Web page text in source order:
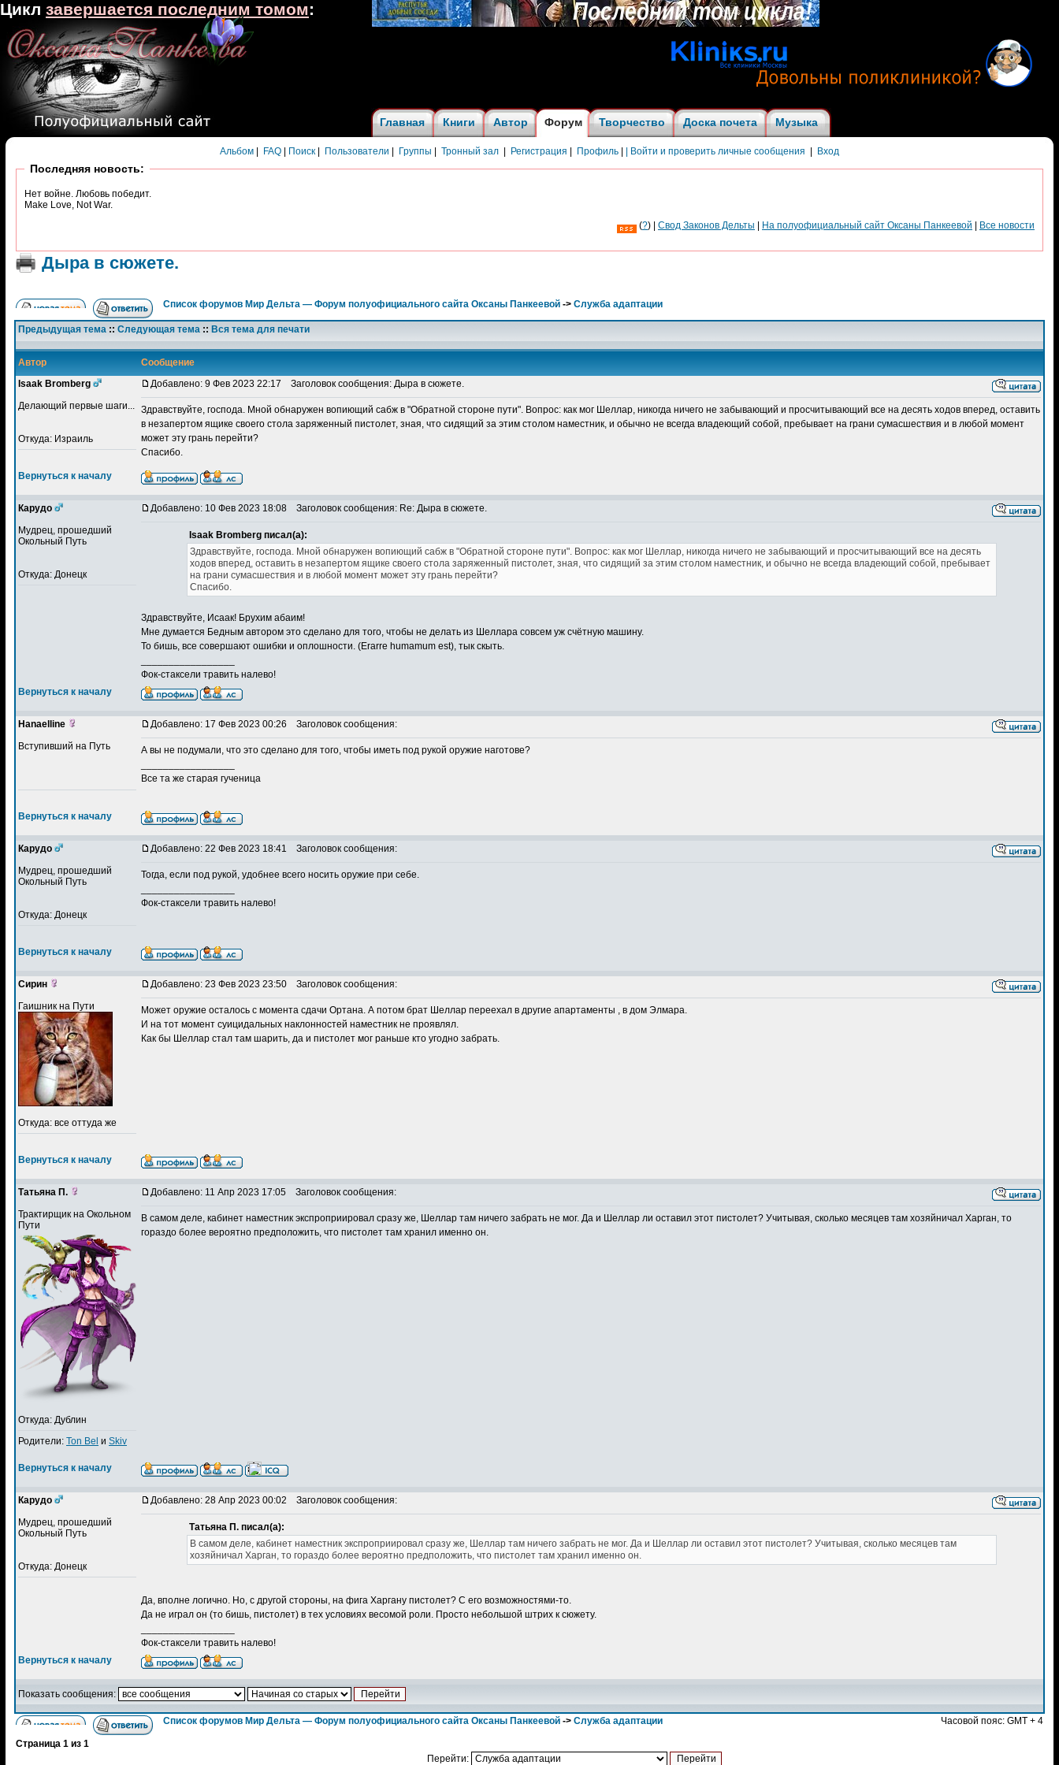
Главная Книги Автор Форум Творчество Доска почета Музыка
Альбом FAQ Поиск Пользователи Группы Тронный зал Регистрация Профиль | Войти и проверить личные сообщения Вход
Последняя новость:
Нет войне. Любовь победит.
Make Love, Not War.
(?) | Cвод Законов Дельты На полуофициальный сайт Оксаны Панкеевой Все новости
Дыра в сюжете.
Список форумов Мир Дельта — Форум полуофициального сайта Оксаны Панкеевой -> Служба адаптации
Предыдущая тема :: Следующая тема :: Вся тема для печати
Автор
Сообщение
Isaak Bromberg
Делающий первые шаги...
Откуда: Израиль
Добавлено: 9 Фев 2023 22:17 Заголовок сообщения: Дыра в сюжете.
Здравствуйте, господа. Мной обнаружен вопиющий сабж в "Обратной стороне пути". Вопрос: как мог Шеллар, никогда ничего не забывающий и просчитывающий все на десять ходов вперед, оставить
в незапертом ящике своего стола заряженный пистолет, зная, что сидящий за этим столом наместник, и обычно не всегда владеющий собой, пребывает на грани сумасшествия и в любой момент
может эту грань перейти?
Спасибо.
Вернуться к началу
Карудо
Мудрец, прошедший
Окольный Путь
Откуда: Донецк
Добавлено: 10 Фев 2023 18:08 Заголовок сообщения: Re: Дыра в сюжете.
Isaak Bromberg писал(а):
Здравствуйте, господа. Мной обнаружен вопиющий сабж в "Обратной стороне пути". Вопрос: как мог Шеллар, никогда ничего не забывающий и просчитывающий все на десять
ходов вперед, оставить в незапертом ящике своего стола заряженный пистолет, зная, что сидящий за этим столом наместник, и обычно не всегда владеющий собой, пребывает
на грани сумасшествия и в любой момент может эту грань перейти?
Спасибо.
Здравствуйте, Исаак! Брухим абаим!
Мне думается Бедным автором это сделано для того, чтобы не делать из Шеллара совсем уж счётную машину.
То бишь, все совершают ошибки и оплошности. (Erarre humamum est), тык скыть.
Фок-стаксели травить налево!
Вернуться к началу
Hanaelline
Вступивший на Путь
Добавлено: 17 Фев 2023 00:26 Заголовок сообщения:
А вы не подумали, что это сделано для того, чтобы иметь под рукой оружие наготове?
Все та же старая гученица
Вернуться к началу
Карудо
Мудрец, прошедший
Окольный Путь
Откуда: Донецк
Добавлено: 22 Фев 2023 18:41 Заголовок сообщения:
Тогда, если под рукой, удобнее всего носить оружие при себе.
Фок-стаксели травить налево!
Вернуться к началу
Сирин
Гаишник на Пути
Откуда: все оттуда же
Добавлено: 23 Фев 2023 23:50 Заголовок сообщения:
Может оружие осталось с момента сдачи Ортана. А потом брат Шеллар переехал в другие апартаменты , в дом Элмара.
И на тот момент суицидальных наклонностей наместник не проявлял.
Как бы Шеллар стал там шарить, да и пистолет мог раньше кто угодно забрать.
Вернуться к началу
Татьяна П.
Трактирщик на Окольном
Пути
Откуда: Дублин
Родители: Ton Bel и Skiv
Добавлено: 11 Апр 2023 17:05 Заголовок сообщения:
В самом деле, кабинет наместник экспроприировал сразу же, Шеллар там ничего забрать не мог. Да и Шеллар ли оставил этот пистолет? Учитывая, сколько месяцев там хозяйничал Харган, то
гораздо более вероятно предположить, что пистолет там хранил именно он.
Вернуться к началу
Карудо
Мудрец, прошедший
Окольный Путь
Откуда: Донецк
Добавлено: 28 Апр 2023 00:02 Заголовок сообщения:
Татьяна П. писал(а):
В самом деле, кабинет наместник экспроприировал сразу же, Шеллар там ничего забрать не мог. Да и Шеллар ли оставил этот пистолет? Учитывая, сколько месяцев там
хозяйничал Харган, то гораздо более вероятно предположить, что пистолет там хранил именно он.
Да, вполне логично. Но, с другой стороны, на фига Харгану пистолет? С его возможностями-то.
Да не играл он (то бишь, пистолет) в тех условиях весомой роли. Просто небольшой штрих к сюжету.
Фок-стаксели травить налево!
Вернуться к началу
Показать сообщения:
Список форумов Мир Дельта — Форум полуофициального сайта Оксаны Панкеевой -> Служба адаптации Часовой пояс: GMT + 4
Страница 1 из 1
Перейти:
Цикл завершается последним томом: